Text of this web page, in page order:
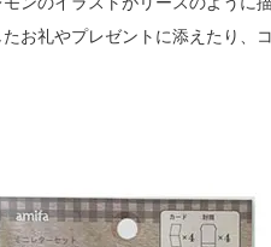
お礼やプレゼントに添えたり、